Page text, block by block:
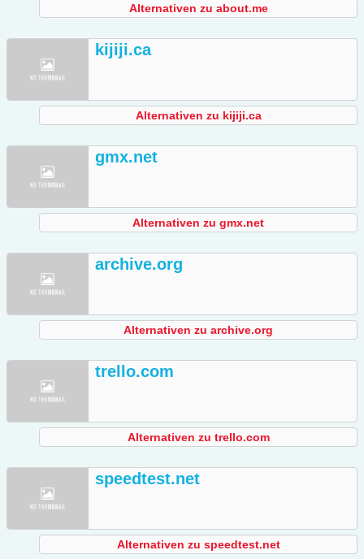
Alternativen zu about.me
kijiji.ca
Alternativen zu kijiji.ca
gmx.net
Alternativen zu gmx.net
archive.org
Alternativen zu archive.org
trello.com
Alternativen zu trello.com
speedtest.net
Alternativen zu speedtest.net